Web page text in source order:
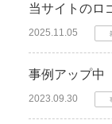
当サイトのロ
2025.11.05
事例アップ中
2023.09.30